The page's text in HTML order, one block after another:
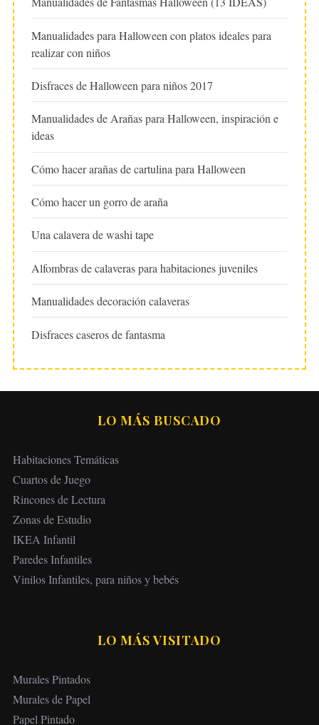
Manualidades para Halloween con platos ideales para
realizar con niños
Disfraces de Halloween para niños 2017
Manualidades de Arañas para Halloween, inspiración e
ideas
Cómo hacer arañas de cartulina para Halloween
Cómo hacer un gorro de araña
Una calavera de washi tape
Alfombras de calaveras para habitaciones juveniles
Manualidades decoración calaveras
Disfraces caseros de fantasma
LO MÁS BUSCADO
Habitaciones Temáticas
Cuartos de Juego
Rincones de Lectura
Zonas de Estudio
IKEA Infantil
Paredes Infantiles
Vinilos Infantiles, para niños y bebés
LO MÁS VISITADO
Murales Pintados
Murales de Papel
Papel Pintado